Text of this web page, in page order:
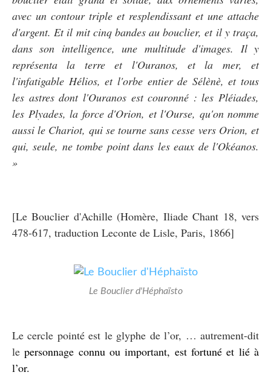
avec un contour triple et resplendissant et une attache
d'argent. Et il mit cinq bandes au bouclier, et il y traça,
dans son intelligence, une multitude d'images. Il y
représenta la terre et l'Ouranos, et la mer, et
l'infatigable Hélios, et l'orbe entier de Sélènè, et tous
les astres dont l'Ouranos est couronné : les Pléiades,
les Plyades, la force d'Orion, et l'Ourse, qu'on nomme
aussi le Chariot, qui se tourne sans cesse vers Orion, et
qui, seule, ne tombe point dans les eaux de l'Okéanos.
»
[Le Bouclier d'Achille (Homère, Iliade Chant 18, vers
478-617, traduction Leconte de Lisle, Paris, 1866]
Le Bouclier d'Héphaïsto
Le cercle pointé est le glyphe de l’or, … autrement-dit
lepersonnage connu ou important, est fortuné et lié à
l’or.